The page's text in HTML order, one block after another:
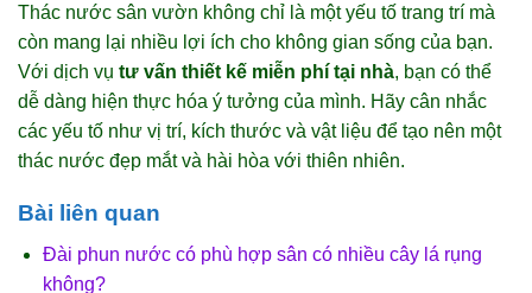
Thác nước sân vườn không chỉ là một yếu tố trang trí mà
còn mang lại nhiều lợi ích cho không gian sống của bạn.
Với dịch vụ tư vấn thiết kế miễn phí tại nhà, bạn có thể
dễ dàng hiện thực hóa ý tưởng của mình. Hãy cân nhắc
các yếu tố như vị trí, kích thước và vật liệu để tạo nên một
thác nước đẹp mắt và hài hòa với thiên nhiên.
Bài liên quan
Đài phun nước có phù hợp sân có nhiều cây lá rụng
không?